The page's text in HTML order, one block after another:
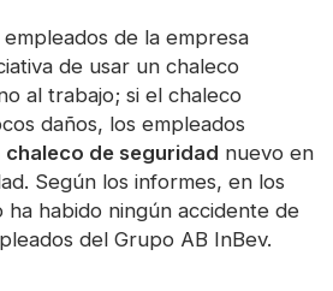
de la empresa
de usar un chaleco
al trabajo; si el chaleco
daños, los empleados
chaleco de seguridad nuevo en
Según los informes, en los
ha habido ningún accidente de
del Grupo AB InBev.